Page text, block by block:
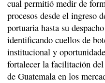
cual permitió medir de
procesos desde el ingreso
portuaria hasta su
identificando cuellos de
institucional y
fortalecer la facilitación
de Guatemala en los